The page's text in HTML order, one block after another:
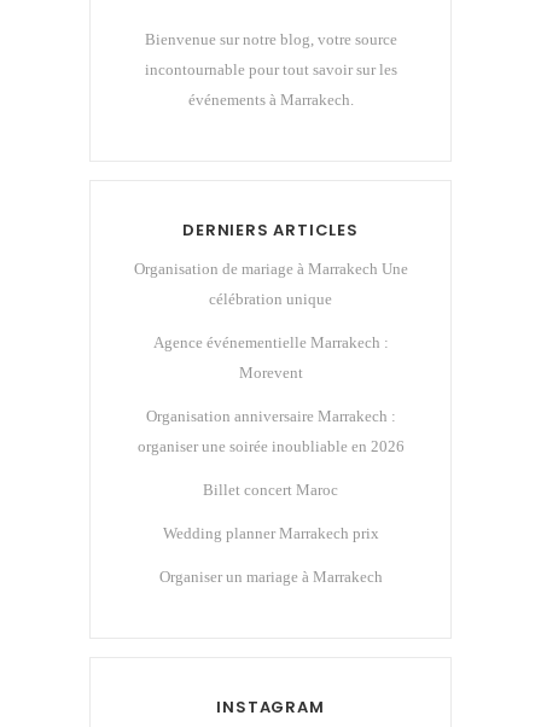
Bienvenue sur notre blog, votre source
incontournable pour tout savoir sur les
événements à Marrakech.
DERNIERS ARTICLES
Organisation de mariage à Marrakech Une
célébration unique
Agence événementielle Marrakech :
Morevent
Organisation anniversaire Marrakech :
organiser une soirée inoubliable en 2026
Billet concert Maroc
Wedding planner Marrakech prix
Organiser un mariage à Marrakech
INSTAGRAM